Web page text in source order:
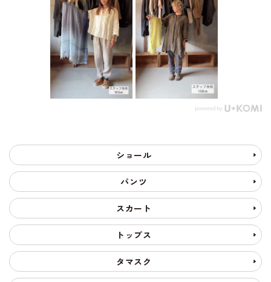
ショール
パンツ
スカート
トップス
タマスク